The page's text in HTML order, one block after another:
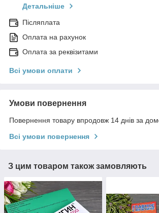
Детальніше
Післяплата
Оплата на рахунок
Оплата за реквізитами
Всі умови оплати
Умови повернення
Повернення товару впродовж 14 днів за
Всі умови повернення
З цим товаром також замовляють